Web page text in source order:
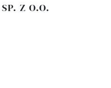
Z O.O.